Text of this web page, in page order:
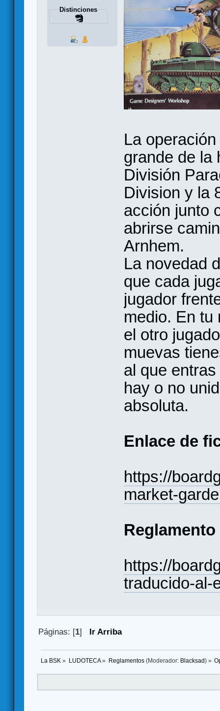
Distinciones
La
grande de la
División
Division y la
acción junto
abrirse
Arnhem.
La novedad
que cada
jugador
medio. En tu
el otro
muevas
al que
hay o no
absoluta.
Enlace de
https://
market-
Reglamento
https://
traducido-al-
Páginas: [1] Ir Arriba
La BSK » LUDOTECA» Reglamentos(Moderador: Blacksad) »